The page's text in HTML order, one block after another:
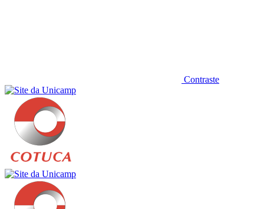
Contraste